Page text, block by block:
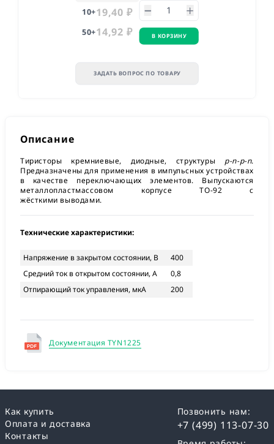
10+19,40 ₽
50+14,92 ₽ В КОРЗИНУ
ЗАДАТЬ ВОПРОС ПО ТОВАРУ
Описание
Тиристоры кремниевые, диодные, структуры p-n-p-n.
Предназначены для применения в импульсных устройствах
в качестве переключающих элементов. Выпускаются
металлопластмассовом корпусе TO-92 с
жёсткими выводами.
Технические характеристики:
Напряжение в закрытом состоянии, В
400
Средний ток в открытом состоянии, А
0,8
Отпирающий ток управления, мкА
200
Документация TYN1225
Как купить
Оплата и доставка
Контакты
Позвонить нам:
+7 (499) 113-07-30